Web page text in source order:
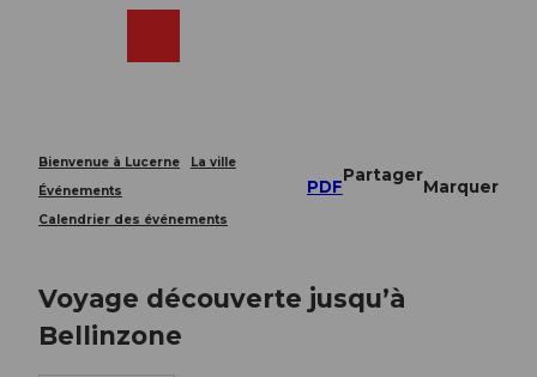
Bienvenue à Lucerne
La ville
Événements
Calendrier des événements
PDF
Partager
Marquer
Voyage découverte jusqu’à
Bellinzone